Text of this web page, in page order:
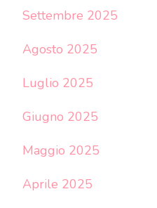
Settembre 2025
Agosto 2025
Luglio 2025
Giugno 2025
Maggio 2025
Aprile 2025